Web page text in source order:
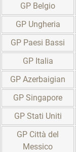
GP Belgio
GP Ungheria
GP Paesi Bassi
GP Italia
GP Azerbaigian
GP Singapore
GP Stati Uniti
GP Città del
Messico